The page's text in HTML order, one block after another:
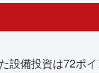
設備投資は72ポ